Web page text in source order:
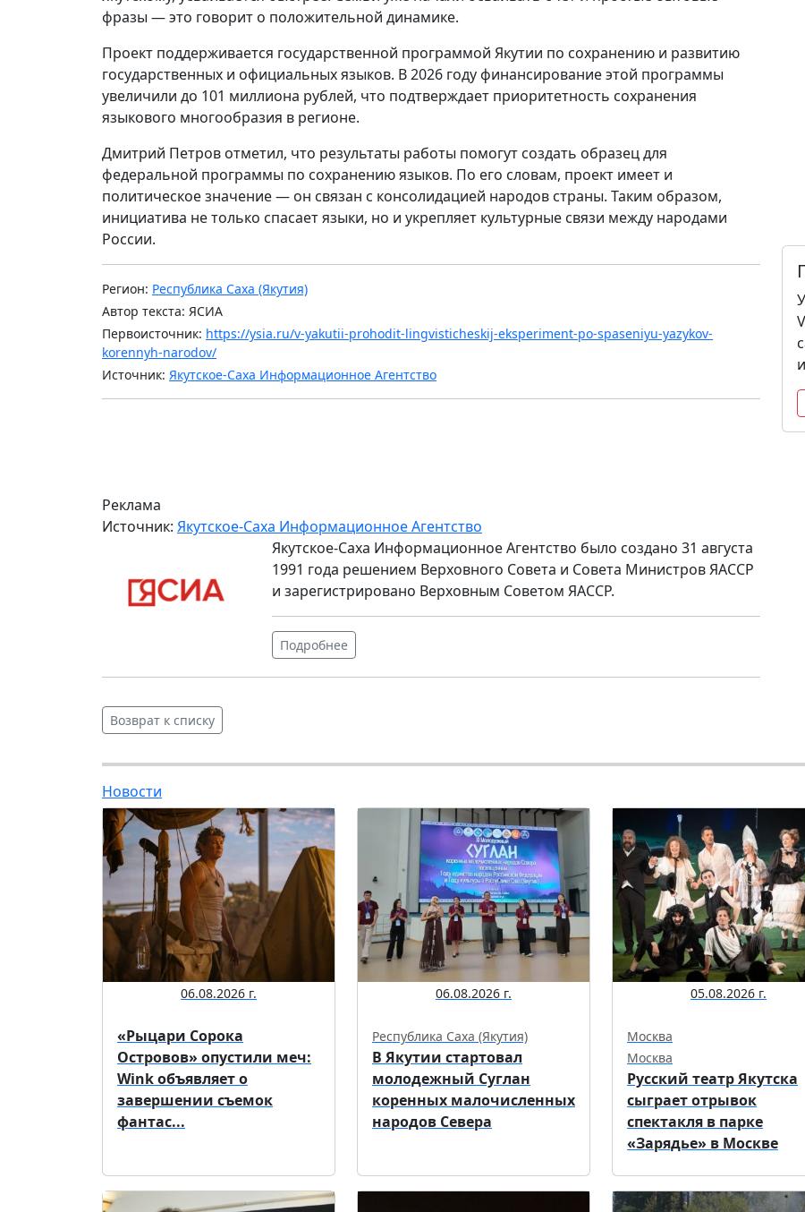
фразы — это говорит о положительной динамике.
Проект поддерживается государственной программой Якутии по сохранению и развитию
государственных и официальных языков. В 2026 году финансирование этой программы
увеличили до 101 миллиона рублей, что подтверждает приоритетность сохранения
языкового многообразия в регионе.
Дмитрий Петров отметил, что результаты работы помогут создать образец для
федеральной программы по сохранению языков. По его словам, проект имеет и
политическое значение — он связан с консолидацией народов страны. Таким образом,
инициатива не только спасает языки, но и укрепляет культурные связи между народами
России.
Регион: Республика Саха (Якутия)
Автор текста: ЯСИА
Первоисточник: https://ysia.ru/v-yakutii-prohodit-lingvisticheskij-eksperiment-po-spaseniyu-yazykov-
korennyh-narodov/
Источник: Якутское-Саха Информационное Агентство
Реклама
Источник: Якутское-Саха Информационное Агентство
Якутское-Саха Информационное Агентство было создано 31 августа
1991 года решением Верховного Совета и Совета Министров ЯАССР
и зарегистрировано Верховным Советом ЯАССР.
Подробнее
Возврат к списку
Новости
06.08.2026 г.
«Рыцари Сорока
Островов» опустили меч:
Wink объявляет о
завершении съемок
фантас...
06.08.2026 г.
Республика Саха (Якутия)
В Якутии стартовал
молодежный Суглан
коренных малочисленных
народов Севера
05.08.2026 г.
Москва
Москва
Русский театр Якутска
сыграет отрывок
спектакля в парке
«Зарядье» в Москве